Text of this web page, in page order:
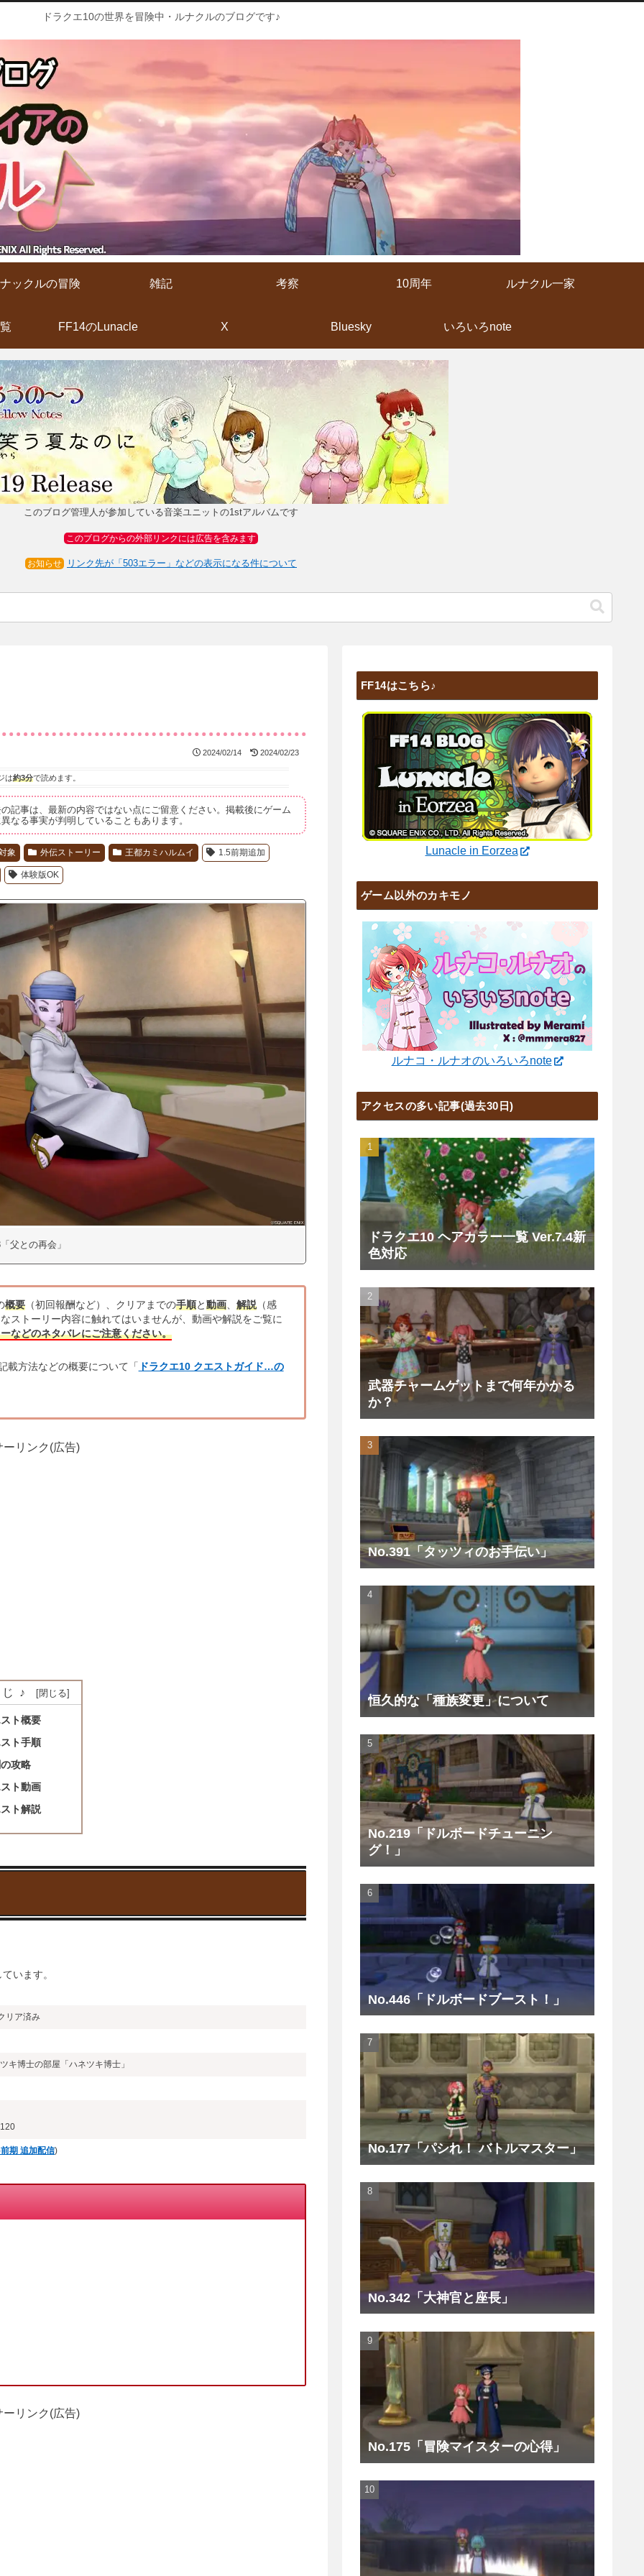
ドラクエ10の世界を冒険中・ルナクルのブログです♪
ックルの冒険 雑記 考察 10周年 ルナクル一家
FF14のLunacle X Bluesky いろいろnote
このブログ管理人が参加している音楽ユニットの1stアルバムです
このブログからの外部リンクには広告を含みます
お知らせ リンク先が「503エラー」などの表示になる件について
2024/02/14 2024/02/23
は約3分で読めます。
記事は、最新の内容ではない点にご留意ください。掲載後にゲーム
なる事実が判明していることもあります。
象 外伝ストーリー 王都カミハルムイ 1.5前期追加
体験版OK
父との再会」
概要（初回報酬など）、クリアまでの手順と動画、 解説（感
ストーリー内容に触れてはいませんが、動画や解説をご覧に
などのネタバレにご注意ください。
載方法などの概要について「 ドラクエ10 クエストガイド…の
ーリンク(広告)
♪
ト概要
ト手順
攻略
ト動画
ト解説
います。
リア済み
キ博士の部屋「ハネツキ博士」
期 追加配信)
ーリンク(広告)
FF14はこちら♪
Lunacle in Eorzea
ゲーム以外のカキモノ
ルナコ・ルナオのいろいろnote
アクセスの多い記事(過去30日)
ドラクエ10 ヘアカラー一覧 Ver.7.4新
色対応
武器チャームゲットまで何年かかる
か？
No.391「タッツィのお手伝い」
恒久的な「種族変更」について
No.219「ドルボードチューニン
グ！」
No.446「ドルボードブースト！」
No.177「パシれ！ バトルマスター」
No.342「大神官と座長」
No.175「冒険マイスターの心得」